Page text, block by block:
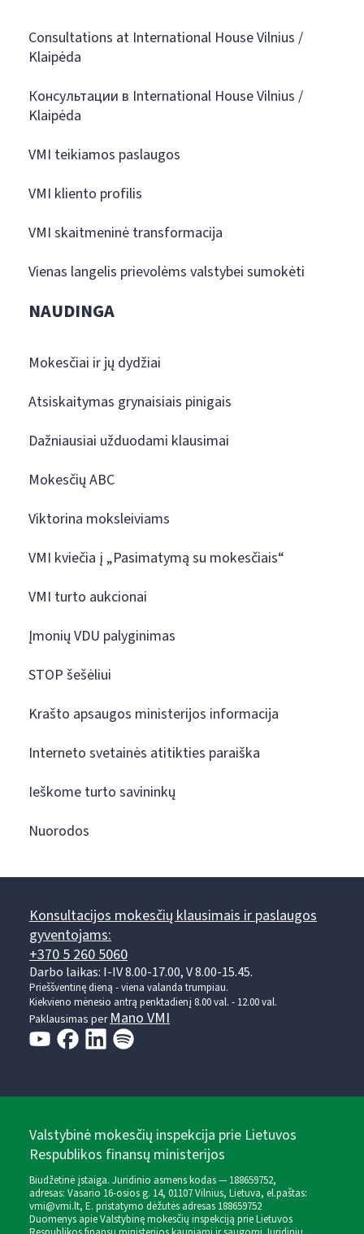
Consultations at International House Vilnius /
Klaipėda
Консультации в International House Vilnius /
Klaipėda
VMI teikiamos paslaugos
VMI kliento profilis
VMI skaitmeninė transformacija
Vienas langelis prievolėms valstybei sumokėti
NAUDINGA
Mokesčiai ir jų dydžiai
Atsiskaitymas grynaisiais pinigais
Dažniausiai užduodami klausimai
Mokesčių ABC
Viktorina moksleiviams
VMI kviečia į „Pasimatymą su mokesčiais“
VMI turto aukcionai
Įmonių VDU palyginimas
STOP šešėliui
Krašto apsaugos ministerijos informacija
Interneto svetainės atitikties paraiška
Ieškome turto savininkų
Nuorodos
Konsultacijos mokesčių klausimais ir paslaugos
gyventojams:
+370 5 260 5060
Darbo laikas: I-IV 8.00-17.00, V 8.00-15.45.
Prieššventinę dieną - viena valanda trumpiau.
Kiekvieno mėnesio antrą penktadienį 8.00 val. - 12.00 val.
Paklausimas perMano VMI
Valstybinė mokesčių inspekcija prie Lietuvos
Respublikos finansų ministerijos
Biudžetinė įstaiga. Juridinio asmens kodas — 188659752,
adresas: Vasario 16-osios g. 14, 01107 Vilnius, Lietuva, el.paštas:
vmi@vmi.lt, E. pristatymo dėžutės adresas 188659752
Duomenys apie Valstybinę mokesčių inspekciją prie Lietuvos